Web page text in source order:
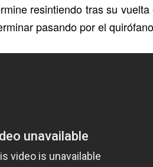
resintiendo tras su
pasando por el